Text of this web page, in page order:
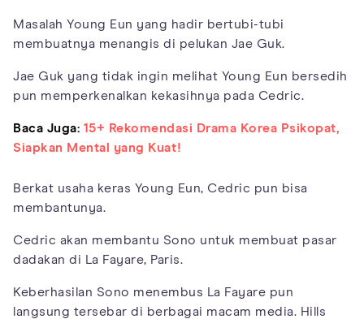
Masalah Young Eun yang hadir bertubi-tubi
membuatnya menangis di pelukan Jae Guk.
Jae Guk yang tidak ingin melihat Young Eun bersedih
pun memperkenalkan kekasihnya pada Cedric.
Baca Juga: 15+ Rekomendasi Drama Korea Psikopat,
Siapkan Mental yang Kuat!
Berkat usaha keras Young Eun, Cedric pun bisa
membantunya.
Cedric akan membantu Sono untuk membuat pasar
dadakan di La Fayare, Paris.
Keberhasilan Sono menembus La Fayare pun
langsung tersebar di berbagai macam media. Hills